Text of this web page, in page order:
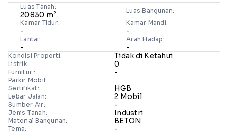
Luas Tanah:
20830 m²
Luas Bangunan:
Kamar Tidur:
-
Kamar Mandi:
-
Lantai:
-
Arah Hadap:
-
Kondisi Properti: Tidak di Ketahui
Listrik : 0
Furnitur : -
Parkir Mobil:
Sertifikat:
HGB
Lebar Jalan: 2 Mobil
Sumber Air: -
Jenis Tanah: Industri
Material Bangunan: BETON
Tema: -